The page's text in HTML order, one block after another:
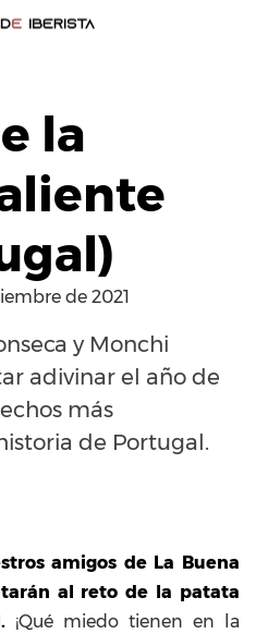
la
de 2021
y Monchi
adivinar el año de
más
de Portugal.
amigos de La Buena
al reto de la patata
¡Qué miedo tienen en la